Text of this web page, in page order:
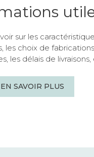
sur les
les choix de
les délais de livraisons,
EN SAVOIR PLUS